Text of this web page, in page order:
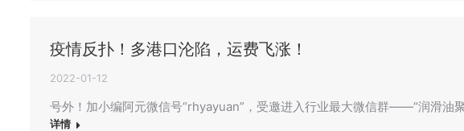
疫情反扑！多港口沦陷，运费飞涨！
2022-01-12
号外！加小编阿元微信号“rhyayuan”，受邀进入行业最大微信群——“润滑油
详情